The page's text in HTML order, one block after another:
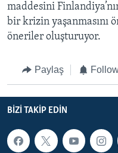
maddesini
bir krizin yaşanmasını
öneriler oluşturuyor.
Paylaş
BIZI TAKIP EDIN